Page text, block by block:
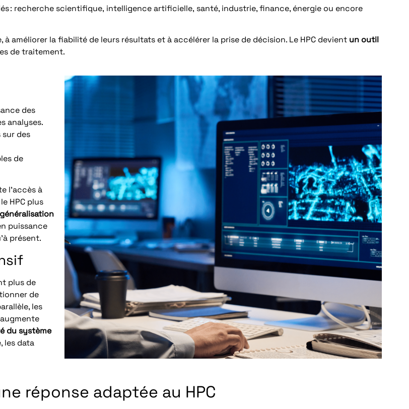
: recherche scientifique, intelligence artificielle, santé, industrie, finance, énergie ou encore
améliorer la fiabilité de leurs résultats et à accélérer la prise de décision. Le HPC devient un outil
de traitement.
des
analyses.
des
de
l’accès à
HPC plus
généralisation
puissance
présent.
plus de
de
les
du système
les data
réponse adaptée au HPC